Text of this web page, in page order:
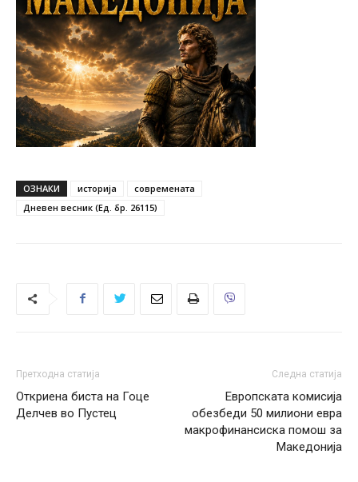
ОЗНАКИ историја
современата
Дневен весник (Ед. бр. 26115)
Претходна статија
Откриена биста на Гоце
Делчев во Пустец
Следна статија
Европската комисија
обезбеди 50 милиони евра
макрофинансиска помош за
Македонија